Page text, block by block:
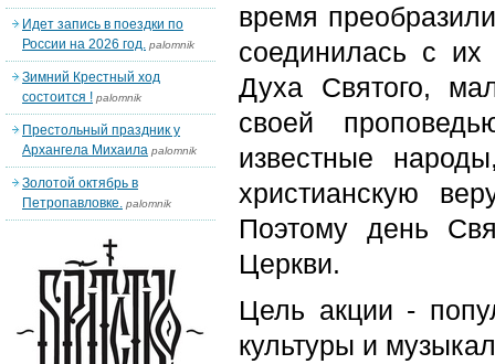
время
соединилась с
Духа Святого,
своей
известные
христианскую
Поэтому день
Церкви.
Цель акции -
культуры и
Идет запись в поездки по
России на 2026 год. palomnik
Зимний Крестный ход
состоится ! palomnik
Престольный праздник у
Архангела Михаила palomnik
Золотой октябрь в
Петропавловке. palomnik